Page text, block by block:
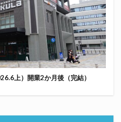
上）開業2か月後（完結）